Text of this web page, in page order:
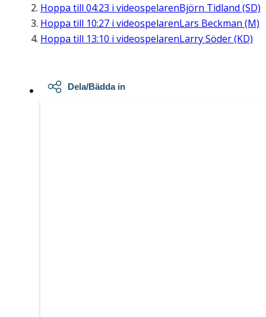
Hoppa till 04:23 i videospelarenBjörn Tidland (SD)
Hoppa till 10:27 i videospelarenLars Beckman (M)
Hoppa till 13:10 i videospelarenLarry Söder (KD)
Dela/Bädda in